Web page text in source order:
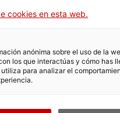
cookies en esta web.
anónima sobre el uso de la
los que interactúas y cómo has
para analizar el